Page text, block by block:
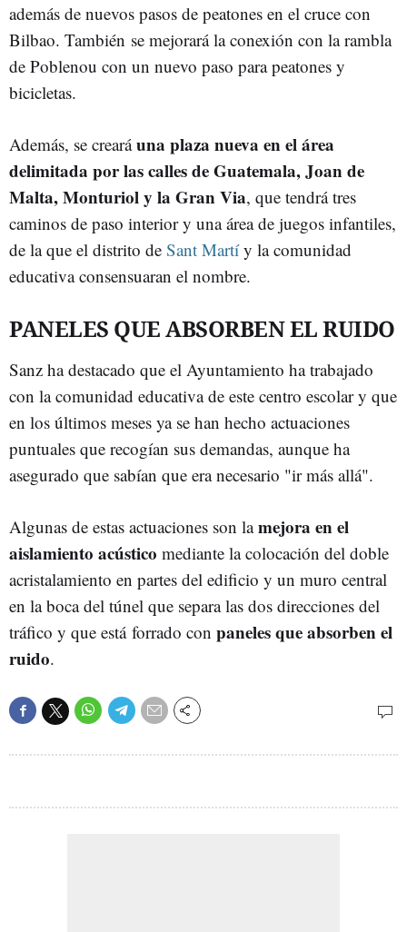
además de nuevos pasos de peatones en el cruce con
Bilbao. También se mejorará la conexión con la rambla
de Poblenou con un nuevo paso para peatones y
bicicletas.
Además, se crearáuna plaza nueva en el área
delimitada por las calles de Guatemala, Joan de
Malta, Monturiol y la Gran Via, que tendrá tres
caminos de paso interior y una área de juegos infantiles,
de la que el distrito de Sant Martíy la comunidad
educativa consensuaran el nombre.
PANELES QUE ABSORBEN EL RUIDO
Sanz ha destacado que el Ayuntamiento ha trabajado
con la comunidad educativa de este centro escolar y que
en los últimos meses ya se han hecho actuaciones
puntuales que recogían sus demandas, aunque ha
asegurado que sabían que era necesario "ir más allá".
Algunas de estas actuaciones son lamejora en el
aislamiento acústico mediante la colocación del doble
acristalamiento en partes del edificio y un muro central
en la boca del túnel que separa las dos direcciones del
tráfico y que está forrado con paneles que absorben el
ruido.